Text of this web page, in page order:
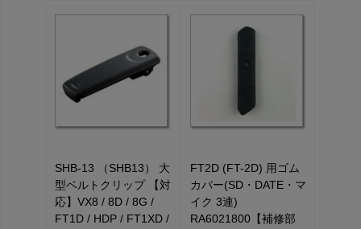
SHB-13 （SHB13） 大
型ベルトクリップ 【対
応】VX8 / 8D / 8G /
FT1D / HDP / FT1XD /
FT2D (FT-2D) 用ゴム
カバー(SD・DATE・マ
イク 3連)
RA6021800【補修部